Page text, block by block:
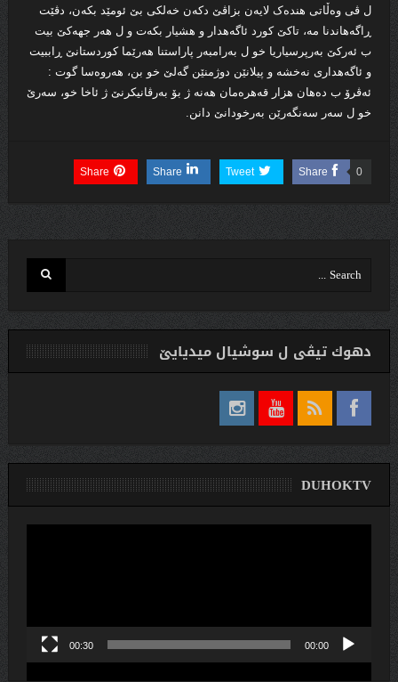
ل ڤی وەڵاتی هندەک لایەن بزاڤێ دكه‌ن خەلکی بێ ئومێد بکەن، دڤێت
ڕاگەهاندنا مە، تاکێ کورد ئاگەهدار و هشیار بکەت و ل هەر جهەکێ بیت
ب ئەرکێ بەرپرسیاریا خو ل به‌رامبه‌ر پاراستنا هەرێما کوردستانێ ڕاببیت
و ئاگه‌هدارى نەخشە و پیلانێن دوژمنێن گەلێ خو بن، هەروەسا گوت :
ئەڤرۆ ب دەهان هزار قەهرەمان هەنە ژ بۆ بەرڤانیکرنێ ژ ئاخا خو، سەرێ
خو ل سەر سەنگەرێن بەرخودانێ دانن.
Share 0
Tweet
Share
Share
دهوك تیڤی ل سوشیال ميديایێ
DUHOKTV
00:00
00:30